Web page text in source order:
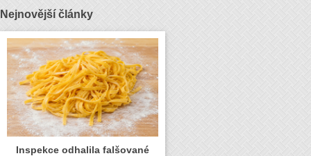
Nejnovější články
Inspekce odhalila falšované